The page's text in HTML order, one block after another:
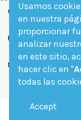
Contact us
Follow us
Newsletter
Usamos
en nuestra
proporcionar
analizar
en este sitio,
hacer clic en "
todas las
Accept